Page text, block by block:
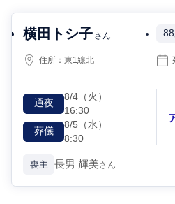
横田トシ子 さん
住所：東1線北
通夜
8/4 （火）
16:30
葬儀
8/5 （水）
8:30
喪主 長男 輝美さん